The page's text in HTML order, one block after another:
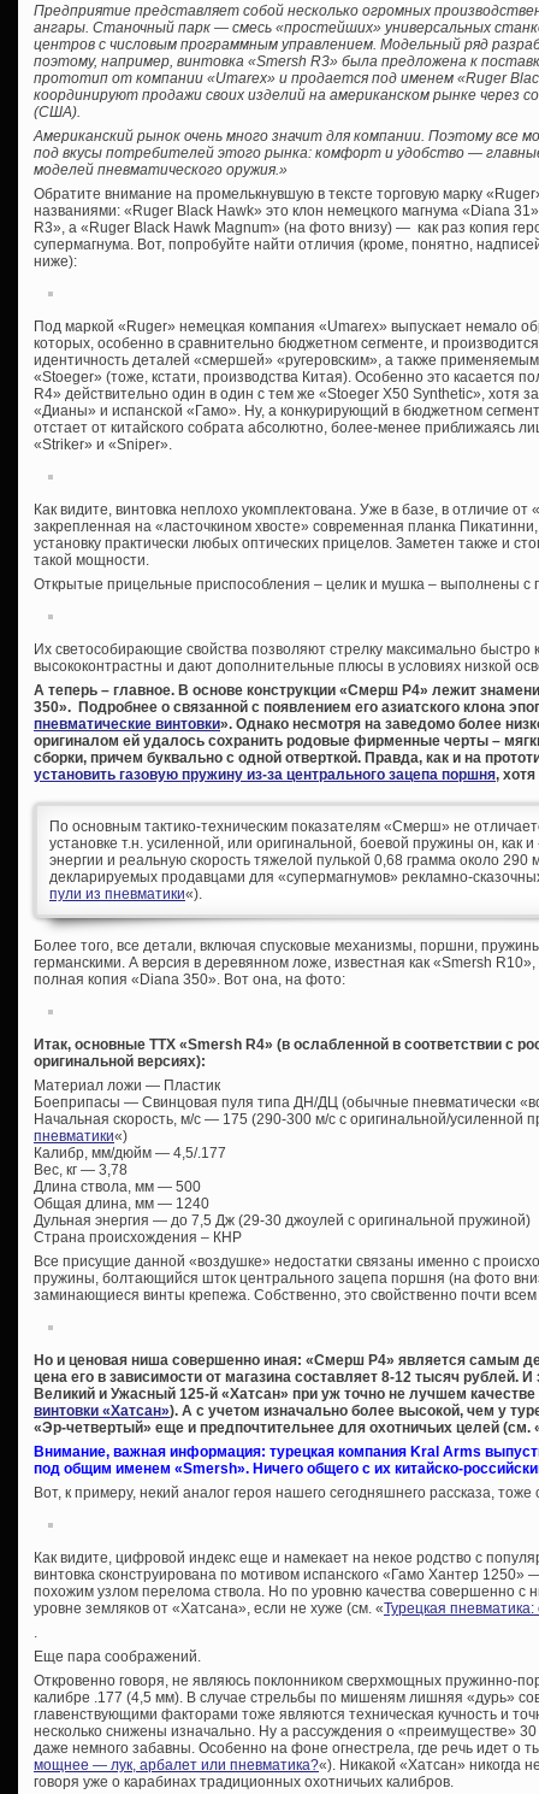
Предприятие представляет собой несколько огромных
ангары. Станочный парк — смесь «простейших» универсальных
центров с числовым программным управлением. Модельный ряд
поэтому, например, винтовка «Smersh R3» была предложена к
прототип от компании «Umarex» и продается под именем «Ruger
координируют продажи своих изделий на американском рынке через
(США).
Американский рынок очень много значит для компании. Поэтому все
под вкусы потребителей этого рынка: комфорт и удобство —
моделей пневматического оружия.»
Обратите внимание на промелькнувшую в тексте торговую марку
названиями: «Ruger Black Hawk» это клон немецкого магнума «Diana
R3», а «Ruger Black Hawk Magnum» (на фото внизу) — как раз копия
супермагнума. Вот, попробуйте найти отличия (кроме, понятно,
ниже):
Под маркой «Ruger» немецкая компания «Umarex» выпускает немало
которых, особенно в сравнительно бюджетном сегменте, и
идентичность деталей «смершей» «ругеровским», а также
«Stoeger» (тоже, кстати, производства Китая). Особенно это касается
R4» действительно один в один с тем же «Stoeger X50 Synthetic», хотя
«Дианы» и испанской «Гамо». Ну, а конкурирующий в бюджетном
отстает от китайского собрата абсолютно, более-менее приближаясь
«Striker» и «Sniper».
Как видите, винтовка неплохо укомплектована. Уже в базе, в отличие
закрепленная на «ласточкином хвосте» современная планка
установку практически любых оптических прицелов. Заметен также и
такой мощности.
Открытые прицельные приспособления – целик и мушка – выполнены с
Их светособирающие свойства позволяют стрелку максимально быстро
высококонтрастны и дают дополнительные плюсы в условиях низкой
А теперь – главное. В основе конструкции «Смерш Р4» лежит
350». Подробнее о связанной с появлением его азиатского клона
пневматические винтовки». Однако несмотря на заведомо более
оригиналом ей удалось сохранить родовые фирменные черты –
сборки, причем буквально с одной отверткой. Правда, как и на
установить газовую пружину из-за центрального зацепа поршня,
По основным тактико-техническим показателям «Смерш» не
установке т.н. усиленной, или оригинальной, боевой пружины он, как
энергии и реальную скорость тяжелой пулькой 0,68 грамма около 290
декларируемых продавцами для «супермагнумов» рекламно-
пули из пневматики«).
Более того, все детали, включая спусковые механизмы, поршни,
германскими. А версия в деревянном ложе, известная как «Smersh
полная копия «Diana 350». Вот она, на фото:
Итак, основные ТТХ «Smersh R4» (в ослабленной в соответствии с
оригинальной версиях):
Материал ложи — Пластик
Боеприпасы — Свинцовая пуля типа ДН/ДЦ (обычные пневматически
Начальная скорость, м/с — 175 (290-300 м/с с оригинальной/усиленной
пневматики«)
Калибр, мм/дюйм — 4,5/.177
Вес, кг — 3,78
Длина ствола, мм — 500
Общая длина, мм — 1240
Дульная энергия — до 7,5 Дж (29-30 джоулей с оригинальной пружиной)
Страна происхождения – КНР
Все присущие данной «воздушке» недостатки связаны именно с
пружины, болтающийся шток центрального зацепа поршня (на фото
заминающиеся винты крепежа. Собственно, это свойственно почти
Но и ценовая ниша совершенно иная: «Смерш Р4» является самым
цена его в зависимости от магазина составляет 8-12 тысяч рублей. И
Великий и Ужасный 125-й «Хатсан» при уж точно не лучшем
винтовки «Хатсан»). А с учетом изначально более высокой, чем у
«Эр-четвертый» еще и предпочтительнее для охотничьих целей (см.
Внимание, важная информация: турецкая компания Kral Arms
под общим именем «Smersh». Ничего общего с их китайско-
Вот, к примеру, некий аналог героя нашего сегодняшнего рассказа,
Как видите, цифровой индекс еще и намекает на некое родство с
винтовка сконструирована по мотивом испанского «Гамо Хантер 1250»
похожим узлом перелома ствола. Но по уровню качества совершенно с
уровне земляков от «Хатсана», если не хуже (см. «Турецкая
.
Еще пара соображений.
Откровенно говоря, не являюсь поклонником сверхмощных пружинно-
калибре .177 (4,5 мм). В случае стрельбы по мишеням лишняя «дурь»
главенствующими факторами тоже являются техническая кучность и
несколько снижены изначально. Ну а рассуждения о «преимуществе»
даже немного забавны. Особенно на фоне огнестрела, где речь идет о
мощнее — лук, арбалет или пневматика?«). Никакой «Хатсан» никогда
говоря уже о карабинах традиционных охотничьих калибров.